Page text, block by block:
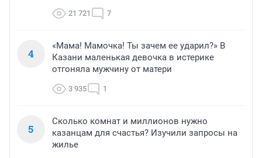
21 721 7
4
«Мама! Мамочка! Ты зачем ее ударил?» В
Казани маленькая девочка в истерике
отгоняла мужчину от матери
3 935 1
5
Сколько комнат и миллионов нужно
казанцам для счастья? Изучили запросы на
жилье